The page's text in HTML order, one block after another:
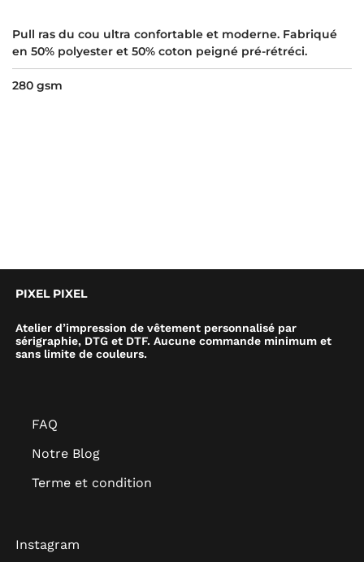
Pull ras du cou ultra confortable et moderne. Fabriqué
en 50% polyester et 50% coton peigné pré-rétréci.
280 gsm
PIXEL PIXEL
Atelier d’impression de vêtement personnalisé par
sérigraphie, DTG et DTF. Aucune commande minimum et
sans limite de couleurs.
FAQ
Notre Blog
Terme et condition
Instagram